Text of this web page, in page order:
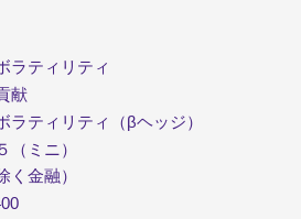
ラティリティ
献
ラティリティ（βヘッジ）
（ミニ）
く金融）